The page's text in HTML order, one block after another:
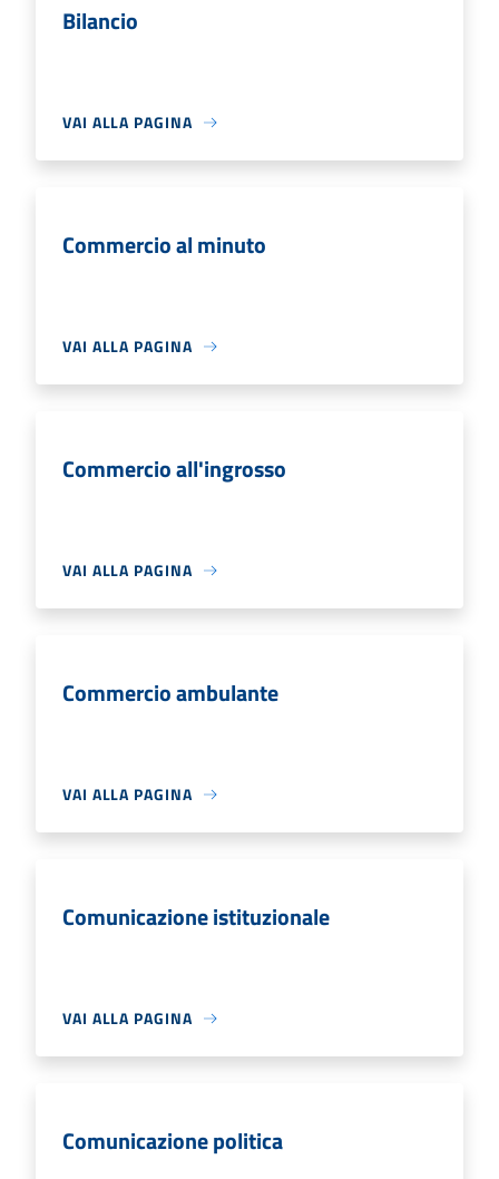
Bilancio
VAI ALLA PAGINA
Commercio al minuto
VAI ALLA PAGINA
Commercio all'ingrosso
VAI ALLA PAGINA
Commercio ambulante
VAI ALLA PAGINA
Comunicazione istituzionale
VAI ALLA PAGINA
Comunicazione politica